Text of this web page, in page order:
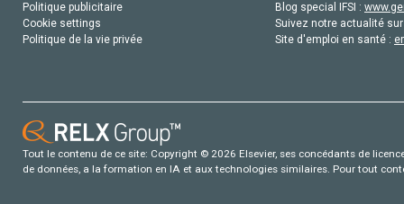
Politique publicitaire
Cookie settings
Politique de la vie privée
Blog special IFSI :
Suivez notre actualité
Site d'emploi en santé :
Tout le contenu de ce site: Copyright © 2026 Elsevier, ses concédants de
de données, a la formation en IA et aux technologies similaires. Pour tout